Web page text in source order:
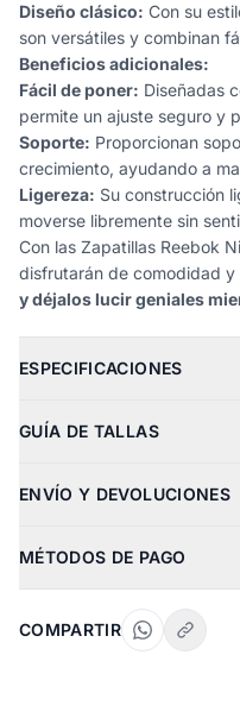
Diseño clásico: Con su
son versátiles y combinan
Beneficios adicionales:
Fácil de poner: Diseñadas
permite un ajuste seguro y
Soporte: Proporcionan
crecimiento, ayudando a
Ligereza: Su construcción
moverse libremente sin
Con las Zapatillas Reebok
disfrutarán de comodidad y
y déjalos lucir geniales
ESPECIFICACIONES
GUÍA DE TALLAS
ENVÍO Y DEVOLUCIONES
MÉTODOS DE PAGO
COMPARTIR